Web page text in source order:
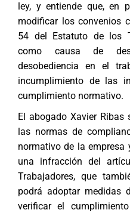
ley, y entiende que, en
modificar los convenios
54 del Estatuto de los
como causa de
desobediencia en el
incumplimiento de las
cumplimiento normativo.
El abogado Xavier
las normas de
normativo de la
una infracción del
Trabajadores, que
podrá adoptar medidas
verificar el